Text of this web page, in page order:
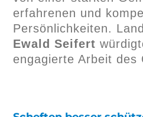
erfahrenen und
Persönlichkeiten.
Ewald Seifert
engagierte Arbeit des